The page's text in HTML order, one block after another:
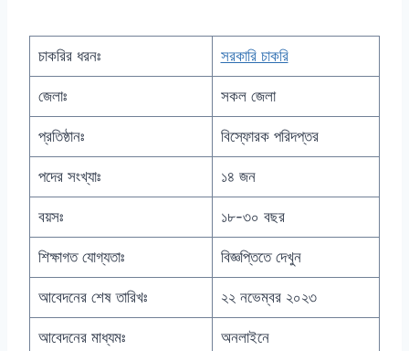
চাকরির ধরনঃ সরকারি চাকরি
জেলাঃ সকল জেলা
প্রতিষ্ঠানঃ বিস্ফোরক পরিদপ্তর
পদের সংখ্যাঃ ১৪ জন
বয়সঃ ১৮-৩০ বছর
শিক্ষাগত যোগ্যতাঃ বিজ্ঞপ্তিতে দেখুন
আবেদনের শেষ তারিখঃ ২২ নভেম্বর ২০২৩
আবেদনের মাধ্যমঃ অনলাইনে